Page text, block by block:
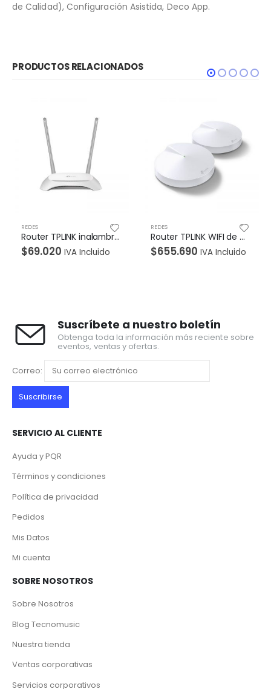
de Calidad), Configuración Asistida, Deco App.
PRODUCTOS RELACIONADOS
Router TPLINK inalambrico 300Mbps, 2 antenas externas Router TPLINK WIFI de malla Doble banda AC1300 Gigabit Pack por 2 Unidad
$655.690 IVA Incluido $ 215.390 IVA
Suscríbete a nuestro boletín
Obtenga toda la información más reciente sobre
eventos, ventas y ofertas.
Correo:
SERVICIO AL CLIENTE
Ayuda y PQR
Términos y condiciones
Política de privacidad
Pedidos
Mis Datos
Mi cuenta
SOBRE NOSOTROS
Sobre Nosotros
Blog Tecnomusic
Nuestra tienda
Ventas corporativas
Servicios corporativos